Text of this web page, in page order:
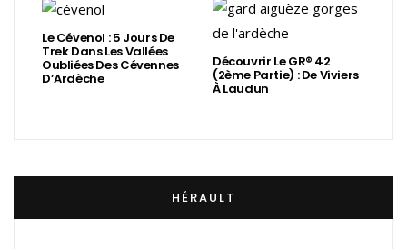
Le Cévenol : 5 Jours De
Trek Dans Les Vallées
Oubliées Des Cévennes
D’Ardèche
Découvrir Le GR® 42
(2ème Partie) : De Viviers
À Laudun
HÉRAULT